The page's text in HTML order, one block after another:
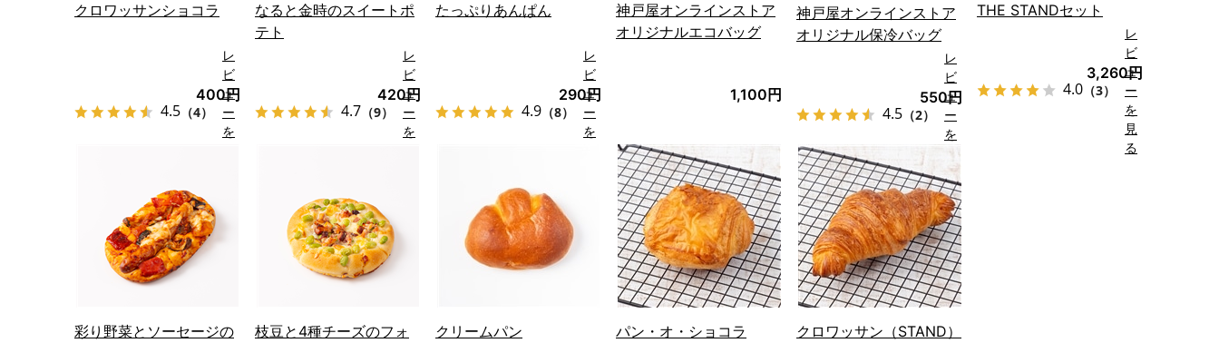
クロワッサンショコラ
4.5 （4）
レ
ビ
ュ
ー
を
400円
なると金時のスイートポ
テト
4.7 （9）
レ
ビ
ュ
ー
を
420円
たっぷりあんぱん
4.9 （8）
レ
ビ
ュ
ー
を
290円
神戸屋オンラインストア
オリジナルエコバッグ
1,100円
神戸屋オンラインストア
オリジナル保冷バッグ
4.5 （2）
レ
ビ
ュ
ー
を
見
る
550円
THE STANDセット
4.0 （3）
レ
ビ
ュ
ー
を
見
る
3,260円
彩り野菜とソーセージの
枝豆と4種チーズのフォ
クリームパン
パン・オ・ショコラ
クロワッサン（STAND）